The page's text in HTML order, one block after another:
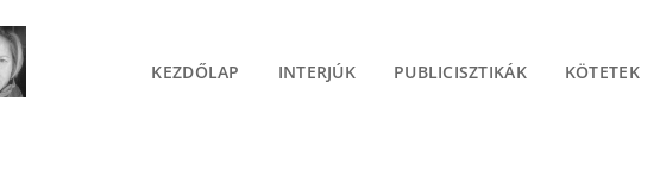
KEZDŐLAP INTERJÚK PUBLICISZTIKÁK KÖTETEK